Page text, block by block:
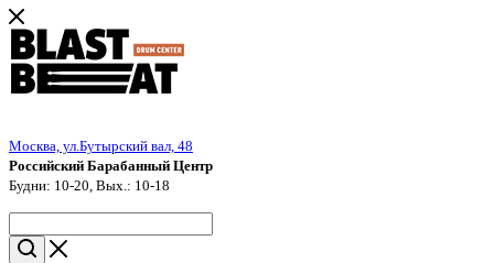
Москва, ул.Бутырский вал, 48
Российский Барабанный Центр
Будни: 10-20, Вых.: 10-18